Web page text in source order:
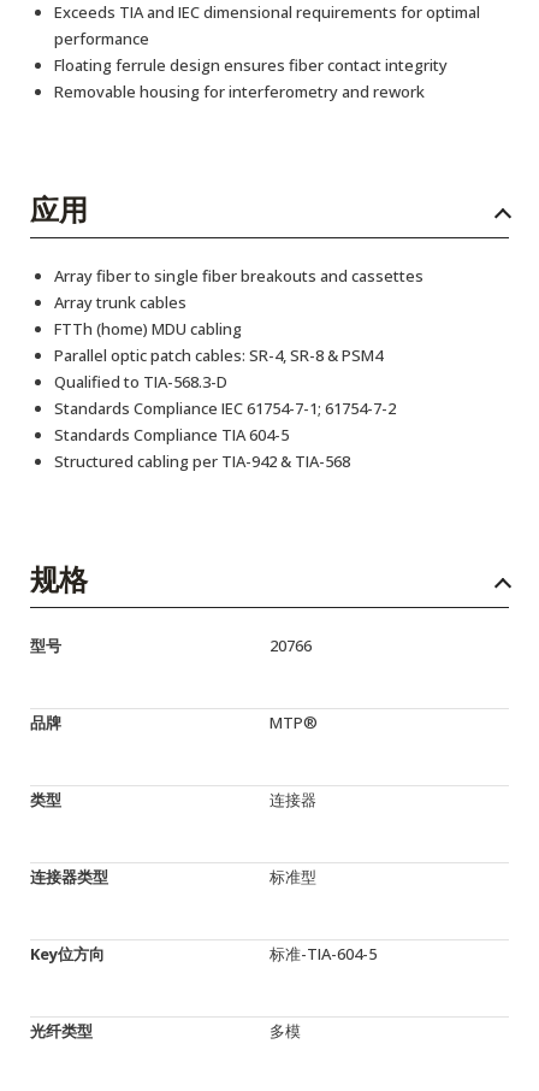
Exceeds TIA and IEC dimensional requirements for optimal
performance
Floating ferrule design ensures fiber contact integrity
Removable housing for interferometry and rework
应用
Array fiber to single fiber breakouts and cassettes
Array trunk cables
FTTh (home) MDU cabling
Parallel optic patch cables: SR-4, SR-8 & PSM4
Qualified to TIA-568.3-D
Standards Compliance IEC 61754-7-1; 61754-7-2
Standards Compliance TIA 604-5
Structured cabling per TIA-942 & TIA-568
规格
型号 20766
品牌 MTP®
类型 连接器
连接器类型 标准型
Key位方向 标准-TIA-604-5
光纤类型 多模